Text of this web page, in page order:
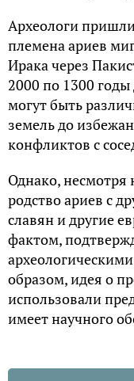
Археологи
племена ариев
Ирака через
2000 по 1300
могут быть
земель до
конфликтов с
Однако, несмотря
родство ариев с
славян и другие
фактом,
образом, идея о
использовали
имеет научного